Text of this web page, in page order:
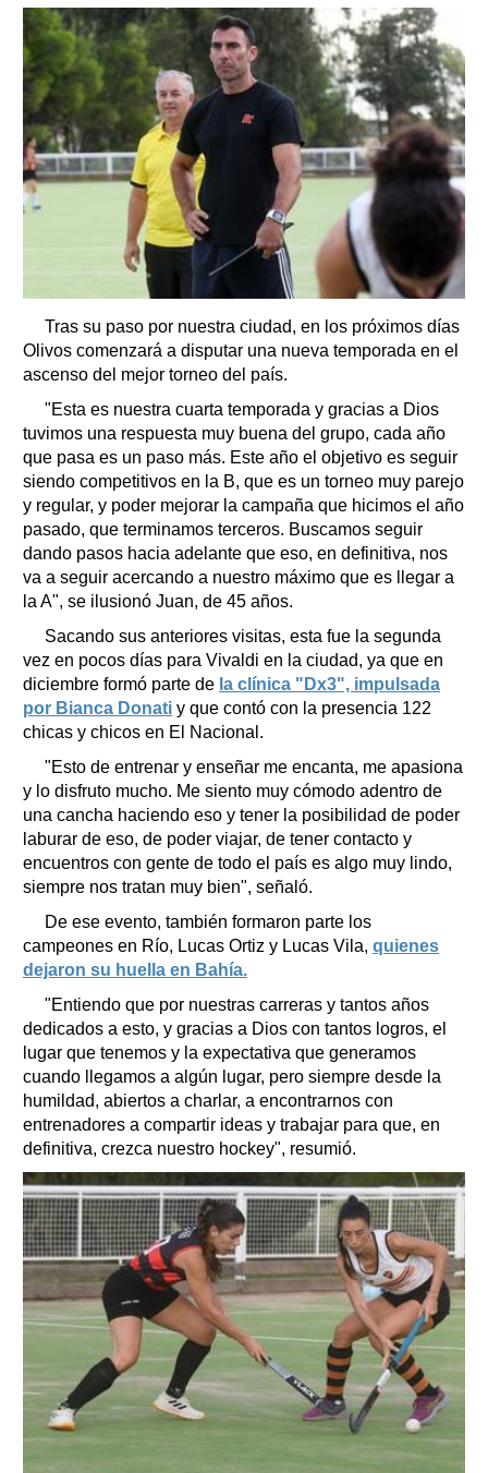
Tras su paso por nuestra ciudad, en los próximos días
Olivos comenzará a disputar una nueva temporada en el
ascenso del mejor torneo del país.
"Esta es nuestra cuarta temporada y gracias a Dios
tuvimos una respuesta muy buena del grupo, cada año
que pasa es un paso más. Este año el objetivo es seguir
siendo competitivos en la B, que es un torneo muy parejo
y regular, y poder mejorar la campaña que hicimos el año
pasado, que terminamos terceros. Buscamos seguir
dando pasos hacia adelante que eso, en definitiva, nos
va a seguir acercando a nuestro máximo que es llegar a
la A", se ilusionó Juan, de 45 años.
Sacando sus anteriores visitas, esta fue la segunda
vez en pocos días para Vivaldi en la ciudad, ya que en
diciembre formó parte de la clínica "Dx3", impulsada
por Bianca Donati y que contó con la presencia 122
chicas y chicos en El Nacional.
"Esto de entrenar y enseñar me encanta, me apasiona
y lo disfruto mucho. Me siento muy cómodo adentro de
una cancha haciendo eso y tener la posibilidad de poder
laburar de eso, de poder viajar, de tener contacto y
encuentros con gente de todo el país es algo muy lindo,
siempre nos tratan muy bien", señaló.
De ese evento, también formaron parte los
campeones en Río, Lucas Ortiz y Lucas Vila, quienes
dejaron su huella en Bahía.
"Entiendo que por nuestras carreras y tantos años
dedicados a esto, y gracias a Dios con tantos logros, el
lugar que tenemos y la expectativa que generamos
cuando llegamos a algún lugar, pero siempre desde la
humildad, abiertos a charlar, a encontrarnos con
entrenadores a compartir ideas y trabajar para que, en
definitiva, crezca nuestro hockey", resumió.